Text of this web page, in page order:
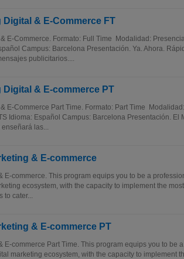
Digital & E-Commerce FT
E-Commerce. Formato: Full Time Modalidad:
Campus: Barcelona Presentación. Ya. Ahora.
publicitarios....
Digital & E-commerce PT
E-Commerce Part Time. Formato: Part Time
Idioma: Español Campus: Barcelona Presentación. El
las...
& E-commerce
E-commerce. This program equips you to be a
ecosystem, with the capacity to implement the
to cater...
& E-commerce PT
E-commerce Part Time. This program equips you to be
marketing ecosystem, with the capacity to implement